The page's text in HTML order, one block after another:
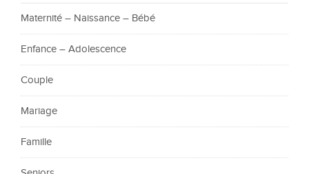
Maternité – Naissance – Bébé
Enfance – Adolescence
Couple
Mariage
Famille